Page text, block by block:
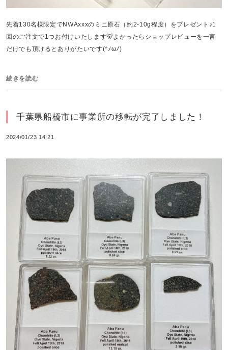
先着130名様限定でNWAxxxのミニ原石（約2-10g程度）をプレゼント♪1
回のご注文で1つお付けいたします🐻よかったらショップレビューを一言
だけでも頂けるとありがたいです(*ﾉωﾉ)
続きを読む
千葉県船橋市に事業所の移転が完了しました！
2024/01/23 14:21